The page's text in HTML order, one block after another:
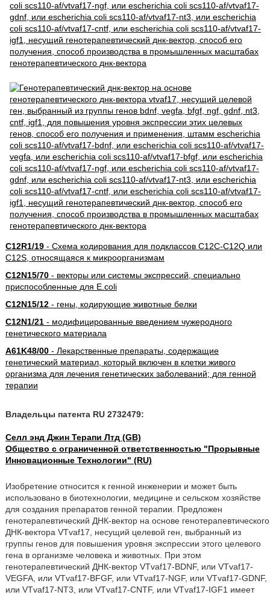
C12R1/19- Схема кодирования для подклассов C12C-C12Q или
C12S, относящаяся к микроорганизмам
C12N15/70- векторы или системы экспрессий, специально
приспособленные для E.coli
C12N15/12- гены, кодирующие животные белки
C12N1/21- модифицированные введением чужеродного
генетического материала
A61K48/00- Лекарственные препараты, содержащие
генетический материал, который включен в клетки живого
организма для лечения генетических заболеваний; для генной
терапии
Владельцы патента RU 2732479:
Селл энд Джин Терапи Лтд (GB)
Общество с ограниченной ответственностью "Прорывные
Инновационные Технологии" (RU)
Изобретение относится к генной инженерии и может быть
использовано в биотехнологии, медицине и сельском хозяйстве
для создания препаратов генной терапии. Предложен
генотерапевтический ДНК-вектор на основе генотерапевтического
ДНК-вектора VTvaf17, несущий целевой ген, выбранный из
группы генов для повышения уровня экспрессии этого целевого
гена в организме человека и животных. При этом
генотерапевтический ДНК-вектор VTvaf17-BDNF, или VTvaf17-
VEGFA, или VTvaf17-BFGF, или VTvaf17-NGF, или VTvaf17-GDNF,
или VTvaf17-NT3, или VTvaf17-CNTF, или VTvaf17-IGF1 имеет